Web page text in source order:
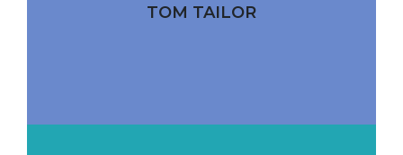
TOM TAILOR